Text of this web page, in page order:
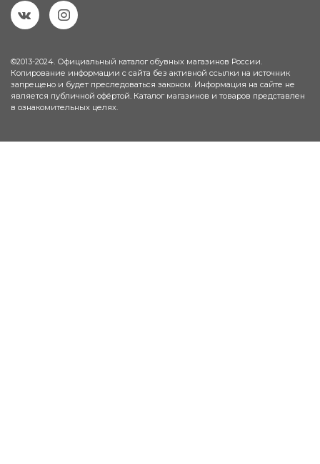
©2013-2024. Официальный каталог обувных магазинов России.
Копирование информации с сайта без активной ссылки на источник
запрещено и будет преследоваться законом. Информация на сайте не
является публичной офёртой. Каталог магазинов и товаров представлен
в ознакомительных целях.